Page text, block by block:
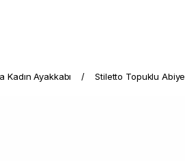
Kadın Ayakkabı Stiletto Topuklu Abiye